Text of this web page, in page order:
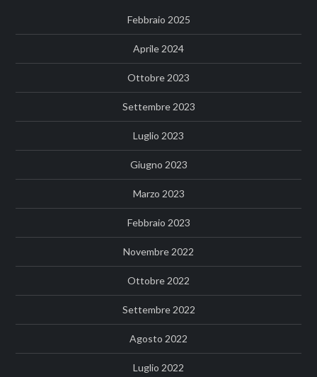
Febbraio 2025
Aprile 2024
Ottobre 2023
Settembre 2023
Luglio 2023
Giugno 2023
Marzo 2023
Febbraio 2023
Novembre 2022
Ottobre 2022
Settembre 2022
Agosto 2022
Luglio 2022